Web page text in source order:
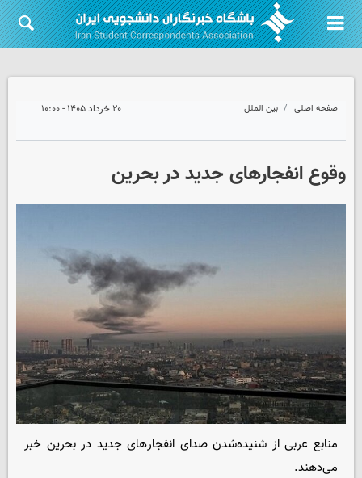
صفحه اصلی بین الملل ۲۰ خرداد ۱۴۰۵ - ۱۰:۰۰
وقوع انفجارهای جدید در بحرین
منابع عربی از شنیده‌شدن صدای انفجارهای جدید در بحرین خبر
می‌دهند.